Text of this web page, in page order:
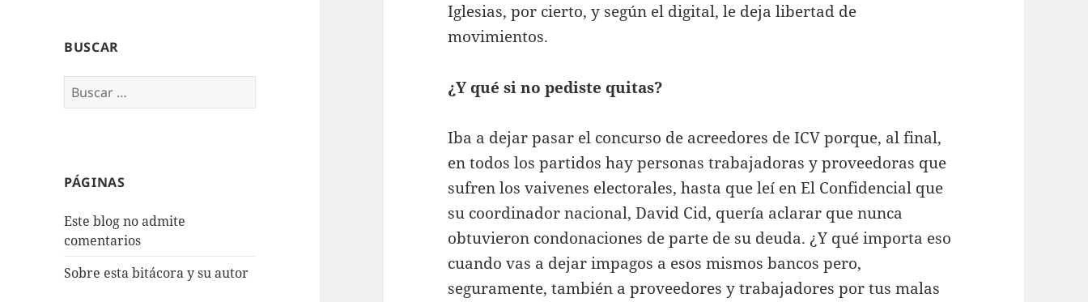
BUSCAR
Buscar:
PÁGINAS
Este blog no admite
comentarios
Sobre esta bitácora y su autor
Iglesias, por cierto, y según el digital, le deja libertad de
movimientos.
¿Y qué si no pediste quitas?
Iba a dejar pasar el concurso de acreedores de ICV porque, al final,
en todos los partidos hay personas trabajadoras y proveedoras que
sufren los vaivenes electorales, hasta que leí en El Confidencial que
su coordinador nacional, David Cid, quería aclarar que nunca
obtuvieron condonaciones de parte de su deuda. ¿Y qué importa eso
cuando vas a dejar impagos a esos mismos bancos pero,
seguramente, también a proveedores y trabajadores por tus malas